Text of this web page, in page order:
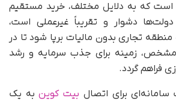
است که به دلایل مختلف، خرید مستقیم
دشوار و تقریباً غیرعملی است،
منطقه تجاری بدون مالیات برپا شود تا در
زمینه برای جذب سرمایه و رشد
فراهم گردد.
برای اتصال بیت کوینبه یک